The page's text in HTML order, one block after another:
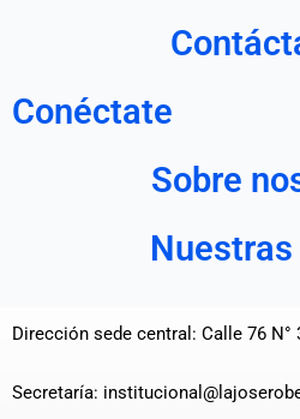
Conéctate
Sobre
Dirección sede central: Calle 76 N°
Secretaría: